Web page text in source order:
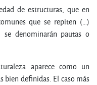
de estructuras, que en
que se repiten (…)
se denominarán pautas o
aparece como un
bien definidas. El caso más